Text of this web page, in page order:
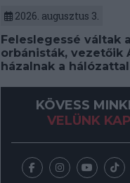
2026. augusztus 3.
Feleslegessé váltak
orbánisták, vezetőik
házalnak a hálózattal
KÖVESS
VELÜNK